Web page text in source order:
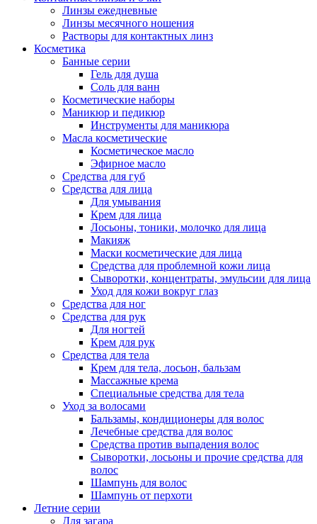
Линзы ежедневные
Линзы месячного ношения
Растворы для контактных линз
Косметика
Банные серии
Гель для душа
Соль для ванн
Косметические наборы
Маникюр и педикюр
Инструменты для маникюра
Масла косметические
Косметическое масло
Эфирное масло
Средства для губ
Средства для лица
Для умывания
Крем для лица
Лосьоны, тоники, молочко для лица
Макияж
Маски косметические для лица
Средства для проблемной кожи лица
Сыворотки, концентраты, эмульсии для лица
Уход для кожи вокруг глаз
Средства для ног
Средства для рук
Для ногтей
Крем для рук
Средства для тела
Крем для тела, лосьон, бальзам
Массажные крема
Специальные средства для тела
Уход за волосами
Бальзамы, кондиционеры для волос
Лечебные средства для волос
Средства против выпадения волос
Сыворотки, лосьоны и прочие средства для
волос
Шампунь для волос
Шампунь от перхоти
Летние серии
Для загара